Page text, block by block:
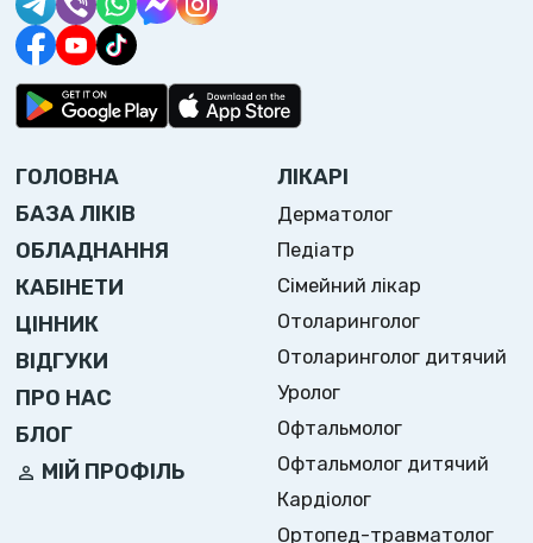
ГОЛОВНА
БАЗА ЛІКІВ
ОБЛАДНАННЯ
КАБІНЕТИ
ЦІННИК
ВІДГУКИ
ПРО НАС
БЛОГ
МІЙ ПРОФІЛЬ
ЛІКАРІ
Дерматолог
Педіатр
Сімейний лікар
Отоларинголог
Отоларинголог дитячий
Уролог
Офтальмолог
Офтальмолог дитячий
Кардіолог
Ортопед-травматолог